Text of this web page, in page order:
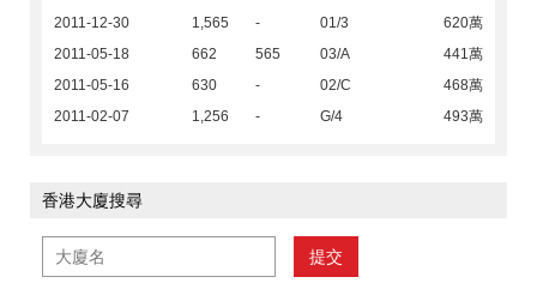
2011-12-30
1,565 - 01/3
620萬
2011-05-18
662 565 03/A
441萬
2011-05-16
630 - 02/C
468萬
2011-02-07
1,256 - G/4 493萬
香港大廈搜尋
提交